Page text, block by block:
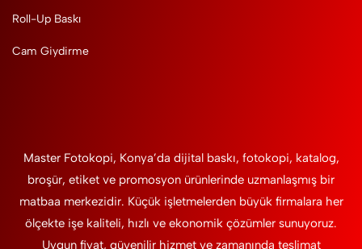
Roll-Up Baskı
Cam Giydirme
Master Fotokopi, Konya’da dijital baskı, fotokopi, katalog,
broşür, etiket ve promosyon ürünlerinde uzmanlaşmış bir
matbaa merkezidir. Küçük işletmelerden büyük firmalara her
ölçekte işe kaliteli, hızlı ve ekonomik çözümler sunuyoruz.
Uygun fiyat, güvenilir hizmet ve zamanında teslimat